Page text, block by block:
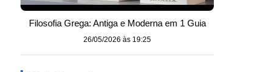
Filosofia Grega: Antiga e Moderna em 1 Guia
26/05/2026 às 19:25